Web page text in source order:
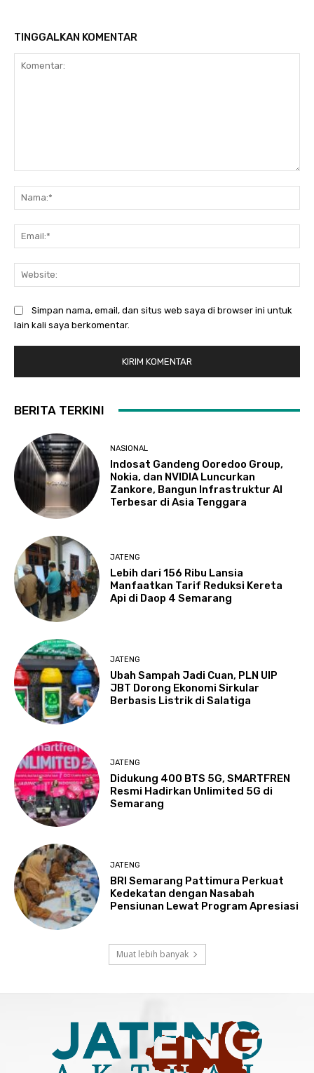
TINGGALKAN KOMENTAR
Simpan nama, email, dan situs web saya di browser ini untuk
lain kali saya berkomentar.
BERITA TERKINI
NASIONAL
Indosat Gandeng Ooredoo Group,
Nokia, dan NVIDIA Luncurkan
Zankore, Bangun Infrastruktur AI
Terbesar di Asia Tenggara
JATENG
Lebih dari 156 Ribu Lansia
Manfaatkan Tarif Reduksi Kereta
Api di Daop 4 Semarang
JATENG
Ubah Sampah Jadi Cuan, PLN UIP
JBT Dorong Ekonomi Sirkular
Berbasis Listrik di Salatiga
JATENG
Didukung 400 BTS 5G, SMARTFREN
Resmi Hadirkan Unlimited 5G di
Semarang
JATENG
BRI Semarang Pattimura Perkuat
Kedekatan dengan Nasabah
Pensiunan Lewat Program Apresiasi
Muat lebih banyak